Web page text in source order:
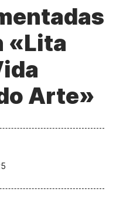
«Lita
Arte»